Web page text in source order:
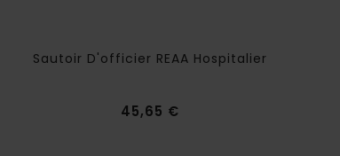
Sautoir D'officier REAA Hospitalier
45,65 €